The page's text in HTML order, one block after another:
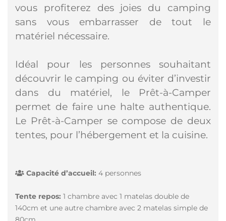
vous profiterez des joies du camping
sans vous embarrasser de tout le
matériel nécessaire.
Idéal pour les personnes souhaitant
découvrir le camping ou éviter d’investir
dans du matériel, le Prêt-à-Camper
permet de faire une halte authentique.
Le Prêt-à-Camper se compose de deux
tentes, pour l’hébergement et la cuisine.
Capacité d’accueil: 4 personnes
Tente repos: 1 chambre avec 1 matelas double de
140cm et une autre chambre avec 2 matelas simple de